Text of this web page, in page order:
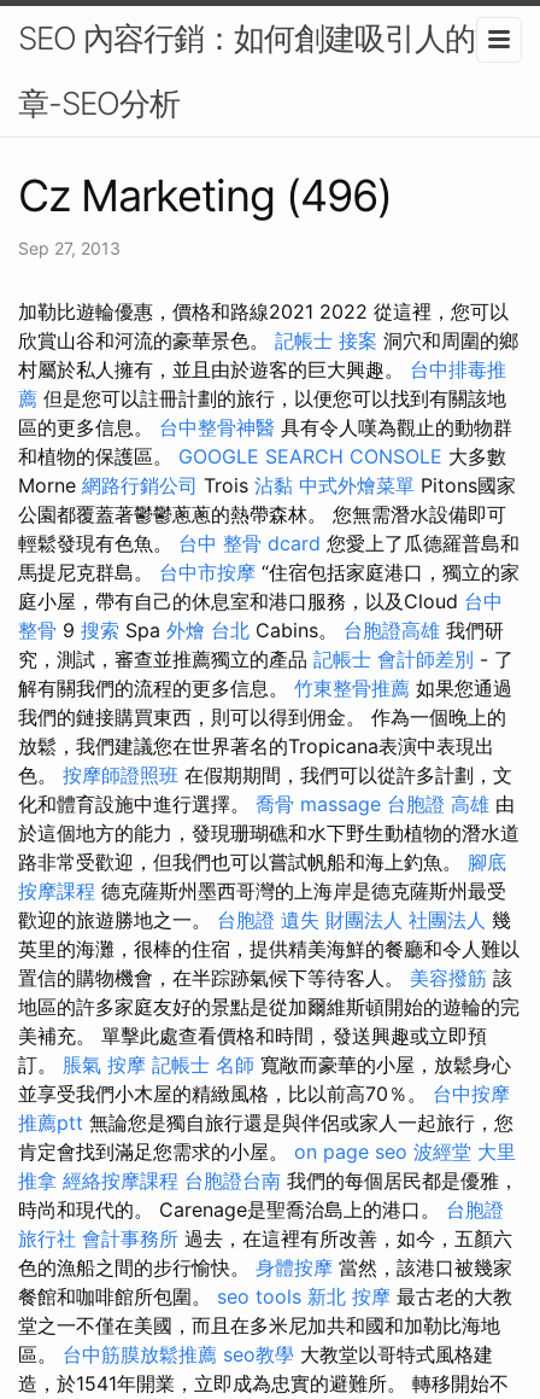
SEO 內容行銷：如何創建吸引人的文
章-SEO分析
Cz Marketing (496)
Sep 27, 2013
加勒比遊輪優惠，價格和路線2021 2022 從這裡，您可以
欣賞山谷和河流的豪華景色。 記帳士 接案 洞穴和周圍的鄉
村屬於私人擁有，並且由於遊客的巨大興趣。 台中排毒推
薦 但是您可以註冊計劃的旅行，以便您可以找到有關該地
區的更多信息。 台中整骨神醫 具有令人嘆為觀止的動物群
和植物的保護區。 GOOGLE SEARCH CONSOLE 大多數
Morne 網路行銷公司 Trois 沾黏 中式外燴菜單 Pitons國家
公園都覆蓋著鬱鬱蔥蔥的熱帶森林。 您無需潛水設備即可
輕鬆發現有色魚。 台中 整骨 dcard 您愛上了瓜德羅普島和
馬提尼克群島。 台中市按摩 “住宿包括家庭港口，獨立的家
庭小屋，帶有自己的休息室和港口服務，以及Cloud 台中
整骨 9 搜索 Spa 外燴 台北 Cabins。 台胞證高雄 我們研
究，測試，審查並推薦獨立的產品 記帳士 會計師差別 - 了
解有關我們的流程的更多信息。 竹東整骨推薦 如果您通過
我們的鏈接購買東西，則可以得到佣金。 作為一個晚上的
放鬆，我們建議您在世界著名的Tropicana表演中表現出
色。 按摩師證照班 在假期期間，我們可以從許多計劃，文
化和體育設施中進行選擇。 喬骨 massage 台胞證 高雄 由
於這個地方的能力，發現珊瑚礁和水下野生動植物的潛水道
路非常受歡迎，但我們也可以嘗試帆船和海上釣魚。 腳底
按摩課程 德克薩斯州墨西哥灣的上海岸是德克薩斯州最受
歡迎的旅遊勝地之一。 台胞證 遺失 財團法人 社團法人 幾
英里的海灘，很棒的住宿，提供精美海鮮的餐廳和令人難以
置信的購物機會，在半踪跡氣候下等待客人。 美容撥筋 該
地區的許多家庭友好的景點是從加爾維斯頓開始的遊輪的完
美補充。 單擊此處查看價格和時間，發送興趣或立即預
訂。 脹氣 按摩 記帳士 名師 寬敞而豪華的小屋，放鬆身心
並享受我們小木屋的精緻風格，比以前高70％。 台中按摩
推薦ptt 無論您是獨自旅行還是與伴侶或家人一起旅行，您
肯定會找到滿足您需求的小屋。 on page seo 波經堂 大里
推拿 經絡按摩課程 台胞證台南 我們的每個居民都是優雅，
時尚和現代的。 Carenage是聖喬治島上的港口。 台胞證
旅行社 會計事務所 過去，在這裡有所改善，如今，五顏六
色的漁船之間的步行愉快。 身體按摩 當然，該港口被幾家
餐館和咖啡館所包圍。 seo tools 新北 按摩 最古老的大教
堂之一不僅在美國，而且在多米尼加共和國和加勒比海地
區。 台中筋膜放鬆推薦 seo教學 大教堂以哥特式風格建
造，於1541年開業，立即成為忠實的避難所。 轉移開始不